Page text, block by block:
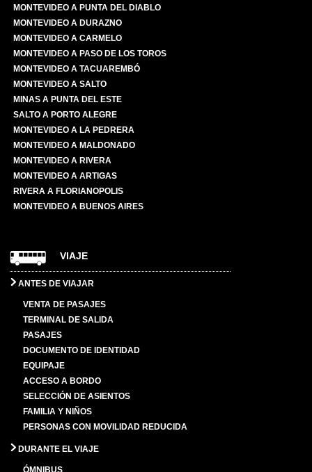
MONTEVIDEO A PUNTA DEL DIABLO
MONTEVIDEO A DURAZNO
MONTEVIDEO A CARMELO
MONTEVIDEO A PASO DE LOS TOROS
MONTEVIDEO A TACUAREMBÓ
MONTEVIDEO A SALTO
MINAS A PUNTA DEL ESTE
SALTO A PORTO ALEGRE
MONTEVIDEO A LA PEDRERA
MONTEVIDEO A MALDONADO
MONTEVIDEO A RIVERA
MONTEVIDEO A ARTIGAS
RIVERA A FLORIANOPOLIS
MONTEVIDEO A BUENOS AIRES
VIAJE
ANTES DE VIAJAR
VENTA DE PASAJES
TERMINAL DE SALIDA
PASAJES
DOCUMENTO DE IDENTIDAD
EQUIPAJE
ACCESO A BORDO
SELECCIÓN DE ASIENTOS
FAMILIA Y NIÑOS
PERSONAS CON MOVILIDAD REDUCIDA
DURANTE EL VIAJE
ÓMNIBUS